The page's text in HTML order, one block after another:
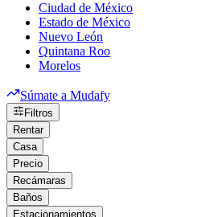
Ciudad de México
Estado de México
Nuevo León
Quintana Roo
Morelos
Súmate a Mudafy
Filtros
Rentar
Casa
Precio
Recámaras
Baños
Estacionamientos